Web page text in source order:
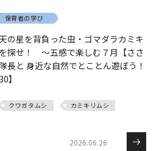
保育者の学び
の星を背負った虫・ゴマダラカミキ
探せ！ ～五感で楽しむ７月【ささ
長と 身近な自然でとことん遊ぼう！
】
クワガタムシ カミキリムシ
2026.06.26